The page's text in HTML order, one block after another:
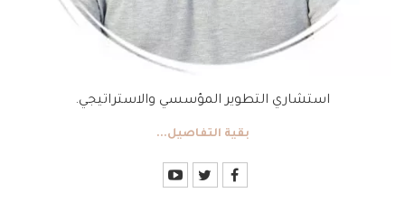
استشاري التطوير المؤسسي والاستراتيجي.
بقية التفاصيل...